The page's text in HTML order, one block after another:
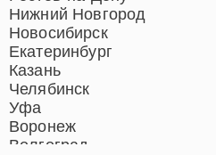
Нижний Новгород
Новосибирск
Екатеринбург
Казань
Челябинск
Уфа
Воронеж
Волгоград
систем